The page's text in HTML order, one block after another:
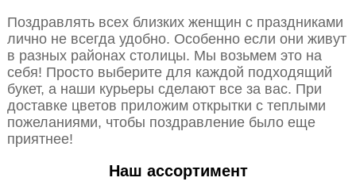
Поздравлять всех близких женщин с праздниками
лично не всегда удобно. Особенно если они живут
в разных районах столицы. Мы возьмем это на
себя! Просто выберите для каждой подходящий
букет, а наши курьеры сделают все за вас. При
доставке цветов приложим открытки с теплыми
пожеланиями, чтобы поздравление было еще
приятнее!
Наш ассортимент